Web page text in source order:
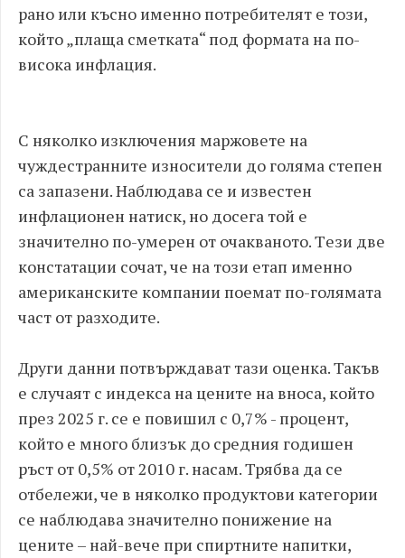
рано или късно именно потребителят е този,
който „плаща сметката“ под формата на по-
висока инфлация.
С няколко изключения маржовете на
чуждестранните износители до голяма степен
са запазени. Наблюдава се и известен
инфлационен натиск, но досега той е
значително по-умерен от очакваното. Tези две
констатации сочат, че на този етап именно
американските компании поемат по-голямата
част от разходите.
Други данни потвърждават тази оценка. Такъв
е случаят с индекса на цените на вноса, който
през 2025 г. се е повишил с 0,7% - процент,
който е много близък до средния годишен
ръст от 0,5% от 2010 г. насам. Трябва да се
отбележи, че в няколко продуктови категории
се наблюдава значително понижение на
цените – най-вече при спиртните напитки,